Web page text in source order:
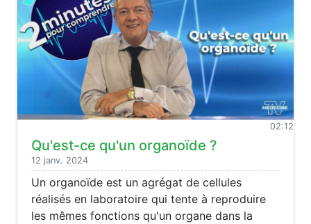
02:12
Qu'est-ce qu'un organoïde ?
12 janv. 2024
Un organoïde est un agrégat de cellules
réalisés en laboratoire qui tente à reproduire
les mêmes fonctions qu'un organe dans la